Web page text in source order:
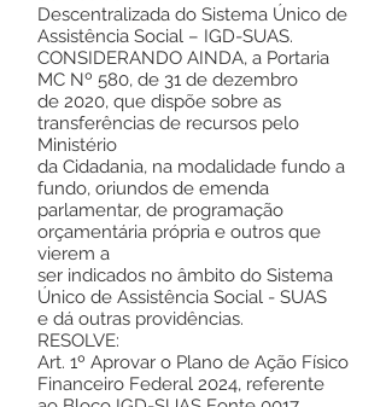
Descentralizada do Sistema Único de
Assistência Social – IGD-SUAS.
CONSIDERANDO AINDA, a Portaria
MC Nº 580, de 31 de dezembro
de 2020, que dispõe sobre as
transferências de recursos pelo
Ministério
da Cidadania, na modalidade fundo a
fundo, oriundos de emenda
parlamentar, de programação
orçamentária própria e outros que
vierem a
ser indicados no âmbito do Sistema
Único de Assistência Social - SUAS
e dá outras providências.
RESOLVE:
Art. 1º Aprovar o Plano de Ação Físico
Financeiro Federal 2024, referente